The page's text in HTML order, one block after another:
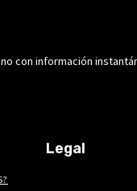
con información
Legal